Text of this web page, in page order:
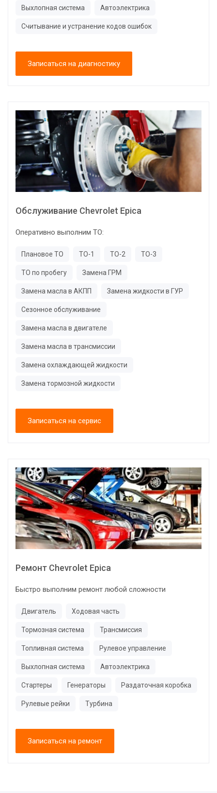
Выхлопная система Автоэлектрика
Считывание и устранение кодов ошибок
Записаться на диагностику
Обслуживание Chevrolet Epica
Оперативно выполним ТО:
Плановое ТО ТО-1 ТО-2 ТО-3
ТО по пробегу Замена ГРМ
Замена масла в АКПП Замена жидкости в ГУР
Сезонное обслуживание
Замена масла в двигателе
Замена масла в трансмиссии
Замена охлаждающей жидкости
Замена тормозной жидкости
Записаться на сервис
Ремонт Chevrolet Epica
Быстро выполним ремонт любой сложности
Двигатель Ходовая часть
Тормозная система Трансмиссия
Топливная система Рулевое управление
Выхлопная система Автоэлектрика
Стартеры Генераторы Раздаточная коробка
Рулевые рейки Турбина
Записаться на ремонт